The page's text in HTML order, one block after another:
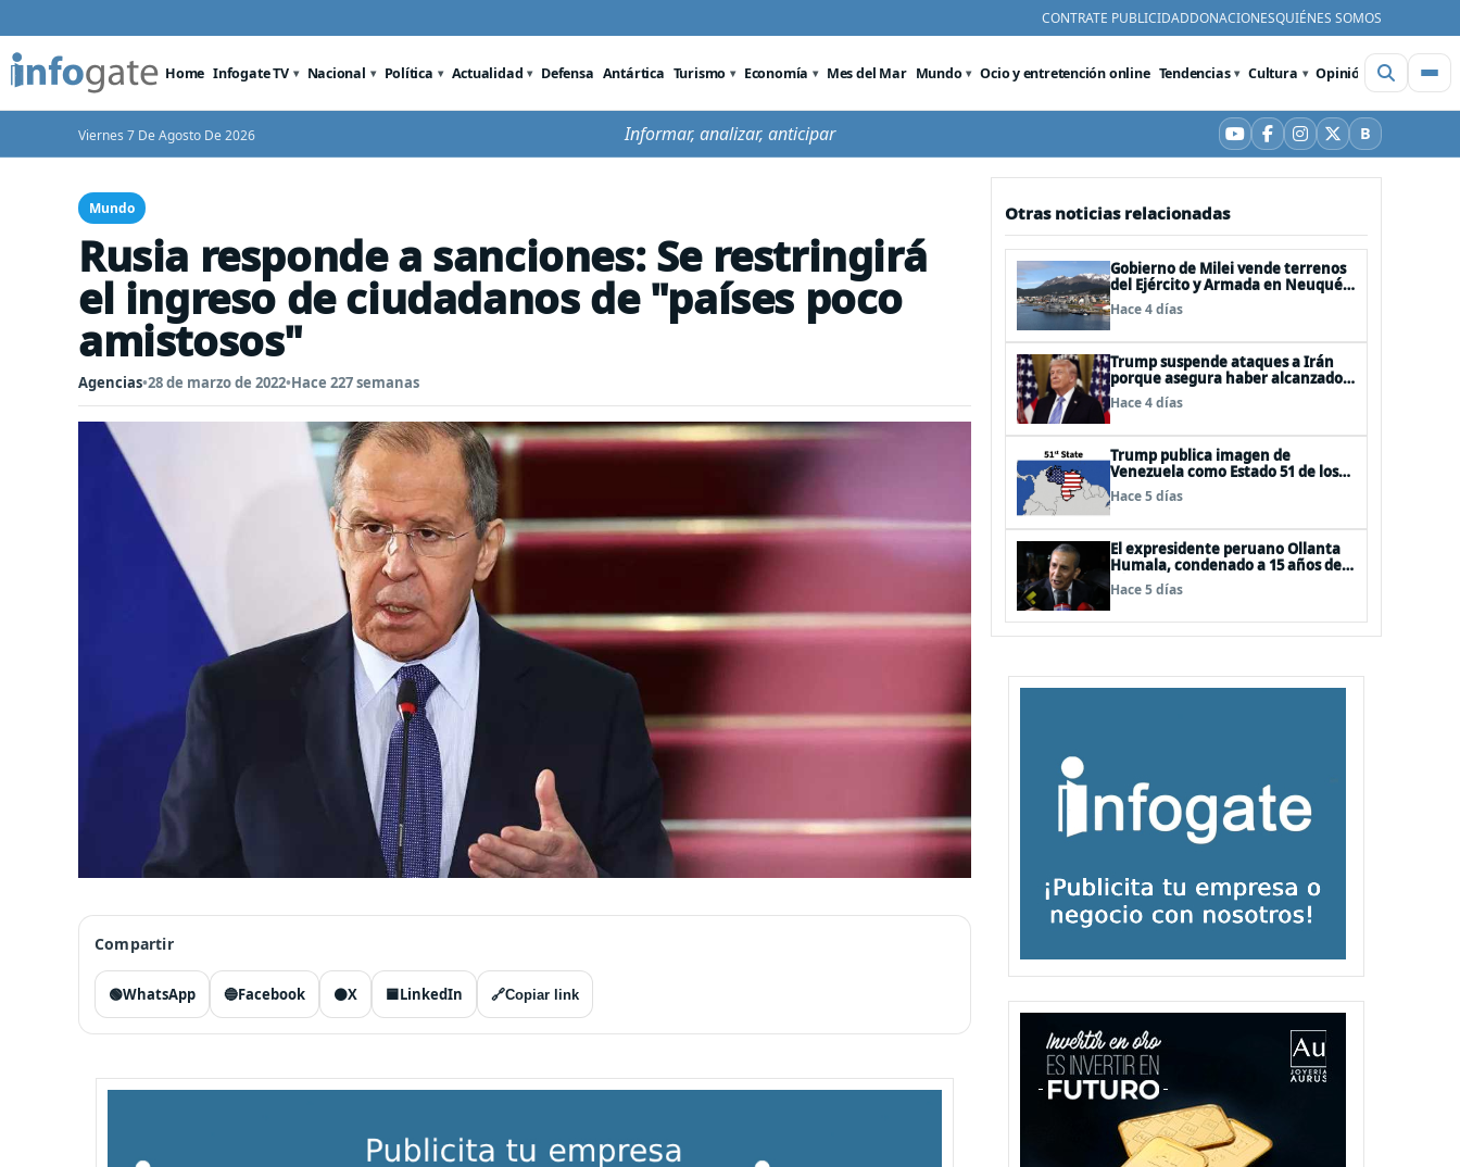
CONTRATE PUBLICIDADDONACIONESQUIÉNES SOMOS
Home Infogate TV Nacional Política Actualidad Defensa Antártica Turismo Economía Mes del Mar Mundo Ocio y entretención online Tendencias Cultura Opinión Videos
Viernes 7 De Agosto De 2026 Informar, analizar, anticipar YouTube
Facebook
Instagram
X BBluesky
Mundo
Rusia responde a sanciones: Se restringirá
el ingreso de ciudadanos de "países poco
amistosos"
Agencias•28 de marzo de 2022•Hace 227 semanas
Compartir
🟢WhatsApp 🔵Facebook ⚫X 🟦LinkedIn 🔗Copiar link
Otras noticias relacionadas
Gobierno de Milei vende terrenos
del Ejército y Armada en Neuquén
y Ushuaia
Hace 4 días
Trump suspende ataques a Irán
porque asegura haber alcanzado
«las bases de un acuerdo»
Hace 4 días
Trump publica imagen de
Venezuela como Estado 51 de los
EEUU
Hace 5 días
El expresidente peruano Ollanta
Humala, condenado a 15 años de
cárcel, sale libre al anularse su
caso
Hace 5 días